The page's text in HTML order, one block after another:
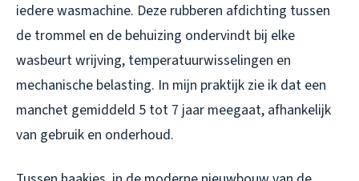
iedere wasmachine. Deze rubberen afdichting tussen
de trommel en de behuizing ondervindt bij elke
wasbeurt wrijving, temperatuurwisselingen en
mechanische belasting. In mijn praktijk zie ik dat een
manchet gemiddeld 5 tot 7 jaar meegaat, afhankelijk
van gebruik en onderhoud.